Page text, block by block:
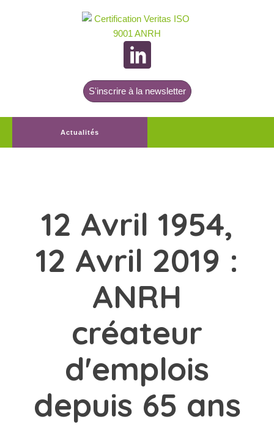
S'inscrire à la newsletter
Actualités
12 Avril 1954,
12 Avril 2019 :
ANRH
créateur
d'emplois
depuis 65 ans